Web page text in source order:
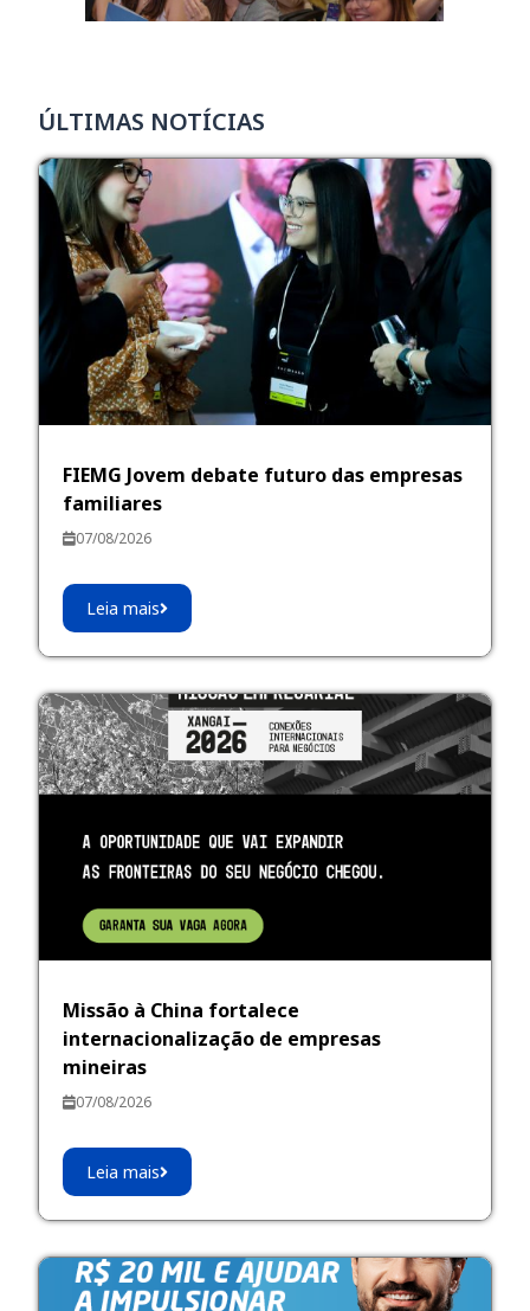
ÚLTIMAS NOTÍCIAS
FIEMG Jovem debate futuro das empresas
familiares
07/08/2026
Leia mais
Missão à China fortalece
internacionalização de empresas
mineiras
07/08/2026
Leia mais